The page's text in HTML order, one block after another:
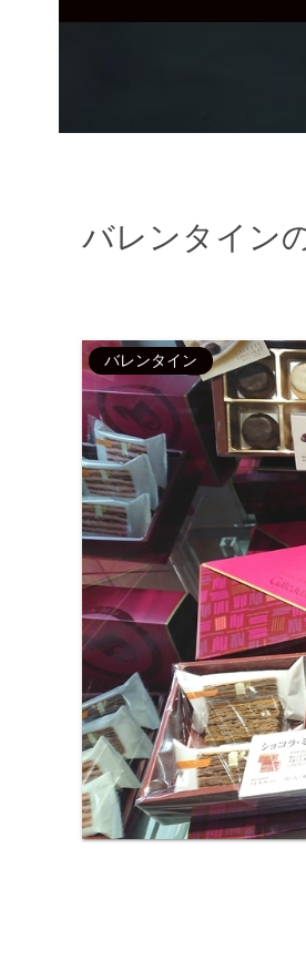
バレンタイン
バレンタイン